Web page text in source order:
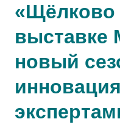
«Щёлково
выставке
новый